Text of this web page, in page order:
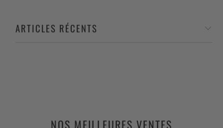
ARTICLES RÉCENTS
NOS MEILLEURES VENTES